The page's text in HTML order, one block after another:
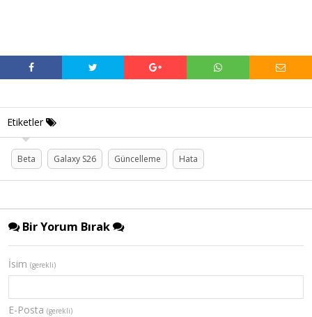
Etiketler
Beta Galaxy S26 Güncelleme Hata
Bir Yorum Bırak
İsim (gerekli)
E-Posta (gerekli)